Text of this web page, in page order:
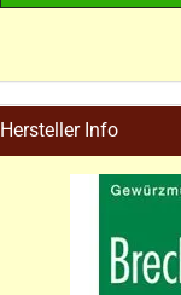
Hersteller Info